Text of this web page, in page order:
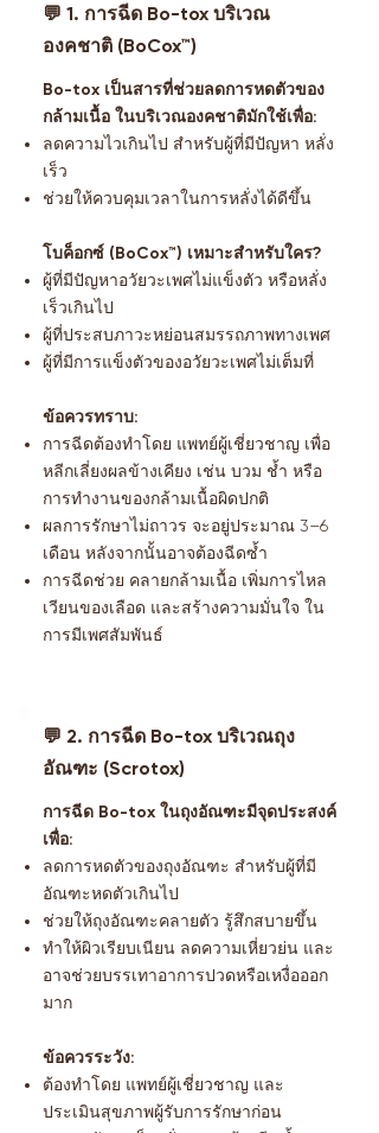
💬 1. การฉีด Bo-tox บริเวณ
องคชาติ (BoCox™)
Bo-tox เป็นสารที่ช่วยลดการหดตัวของ
กล้ามเนื้อ ในบริเวณองคชาติมักใช้เพื่อ:
ลดความไวเกินไป สำหรับผู้ที่มีปัญหา หลั่ง
เร็ว
ช่วยให้ควบคุมเวลาในการหลั่งได้ดีขึ้น
โบค็อกซ์ (BoCox™) เหมาะสำหรับใคร?
ผู้ที่มีปัญหาอวัยวะเพศไม่แข็งตัว หรือหลั่ง
เร็วเกินไป
ผู้ที่ประสบภาวะหย่อนสมรรถภาพทางเพศ
ผู้ที่มีการแข็งตัวของอวัยวะเพศไม่เต็มที่
ข้อควรทราบ:
การฉีดต้องทำโดย แพทย์ผู้เชี่ยวชาญ เพื่อ
หลีกเลี่ยงผลข้างเคียง เช่น บวม ช้ำ หรือ
การทำงานของกล้ามเนื้อผิดปกติ
ผลการรักษาไม่ถาวร จะอยู่ประมาณ 3–6
เดือน หลังจากนั้นอาจต้องฉีดซ้ำ
การฉีดช่วย คลายกล้ามเนื้อ เพิ่มการไหล
เวียนของเลือด และสร้างความมั่นใจ ใน
การมีเพศสัมพันธ์
💬 2. การฉีด Bo-tox บริเวณถุง
อัณฑะ (Scrotox)
การฉีด Bo-tox ในถุงอัณฑะมีจุดประสงค์
เพื่อ:
ลดการหดตัวของถุงอัณฑะ สำหรับผู้ที่มี
อัณฑะหดตัวเกินไป
ช่วยให้ถุงอัณฑะคลายตัว รู้สึกสบายขึ้น
ทำให้ผิวเรียบเนียน ลดความเหี่ยวย่น และ
อาจช่วยบรรเทาอาการปวดหรือเหงื่อออก
มาก
ข้อควรระวัง:
ต้องทำโดย แพทย์ผู้เชี่ยวชาญ และ
ประเมินสุขภาพผู้รับการรักษาก่อน